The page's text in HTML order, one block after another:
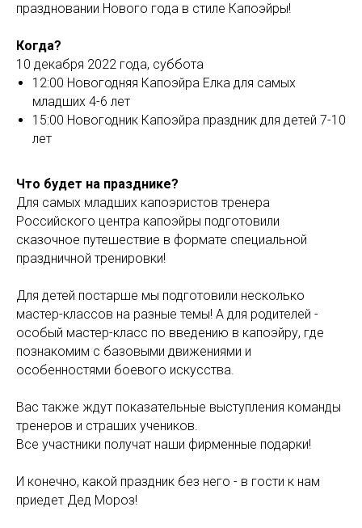
праздновании Нового года в стиле Капоэйры!
Когда?
10 декабря 2022 года, суббота
12:00 Новогодняя Капоэйра Елка для самых
младших 4-6 лет
15:00 Новогодник Капоэйра праздник для детей 7-10
лет
Что будет на празднике?
Для самых младших капоэристов тренера
Российского центра капоэйры подготовили
сказочное путешествие в формате специальной
праздничной тренировки!
Для детей постарше мы подготовили несколько
мастер-классов на разные темы! А для родителей -
особый мастер-класс по введению в капоэйру, где
познакомим с базовыми движениями и
особенностями боевого искусства.
Вас также ждут показательные выступления команды
тренеров и страших учеников.
Все участники получат наши фирменные подарки!
И конечно, какой праздник без него - в гости к нам
приедет Дед Мороз!